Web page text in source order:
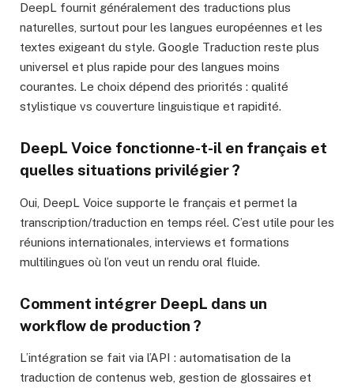
DeepL fournit généralement des traductions plus
naturelles, surtout pour les langues européennes et les
textes exigeant du style. Google Traduction reste plus
universel et plus rapide pour des langues moins
courantes. Le choix dépend des priorités : qualité
stylistique vs couverture linguistique et rapidité.
DeepL Voice fonctionne-t-il en français et
quelles situations privilégier ?
Oui, DeepL Voice supporte le français et permet la
transcription/traduction en temps réel. C’est utile pour les
réunions internationales, interviews et formations
multilingues où l’on veut un rendu oral fluide.
Comment intégrer DeepL dans un
workflow de production ?
L’intégration se fait via l’API : automatisation de la
traduction de contenus web, gestion de glossaires et